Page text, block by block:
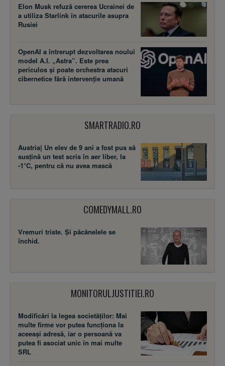
Elon Musk refuză cererea Ucrainei de
a utiliza Starlink în atacurile asupra
Rusiei
OpenAI a întrerupt dezvoltarea noului
model A.I. „Astra”. Este prea
periculos și poate orchestra atacuri
cibernetice fără intervenție umană
SMARTRADIO.RO
Austria| Un elev de 9 ani a fost pus să
susţină un test scris în aer liber, la
-1°C, pentru că nu avea mască
COMEDYMALL.RO
Vremuri triste. Şi păcănelele se
închid.
MONITORULJUSTITIEI.RO
Modificări la legea societăţilor: Mai
multe firme vor putea funcţiona la
aceeaşi adresă, iar o persoană va
putea fi asociat unic în mai multe
SRL